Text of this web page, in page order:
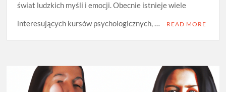
świat ludzkich myśli i emocji. Obecnie istnieje wiele
interesujących kursów psychologicznych, …
READ MORE